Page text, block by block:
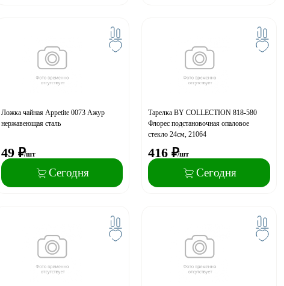
Ложка чайная Appetite 0073 Ажур
нержавеющая сталь
49 ₽/шт
Сегодня
Тарелка BY COLLECTION 818-580
Флорес подстановочная опаловое
стекло 24см, 21064
416 ₽/шт
Сегодня